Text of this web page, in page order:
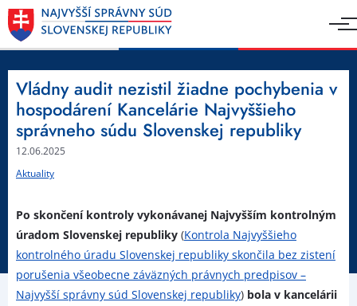
Vládny audit nezistil žiadne pochybenia v
hospodárení Kancelárie Najvyššieho
správneho súdu Slovenskej republiky
12.06.2025
Aktuality
Po skončení kontroly vykonávanej Najvyšším kontrolným
úradom Slovenskej republiky (Kontrola Najvyššieho
kontrolného úradu Slovenskej republiky skončila bez zistení
porušenia všeobecne záväzných právnych predpisov –
Najvyšší správny súd Slovenskej republiky) bola v kancelárii